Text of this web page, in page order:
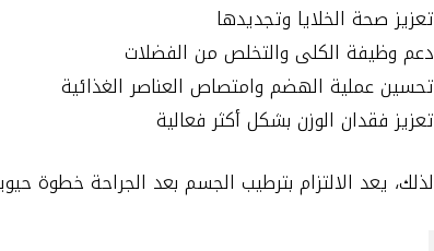
تعزيز صحة الخلايا وتجديدها
دعم وظيفة الكلى والتخلص من الفضلات
تحسين عملية الهضم وامتصاص العناصر الغذائية
تعزيز فقدان الوزن بشكل أكثر فعالية
لذلك، يعد الالتزام بترطيب الجسم بعد الجراحة خطوة